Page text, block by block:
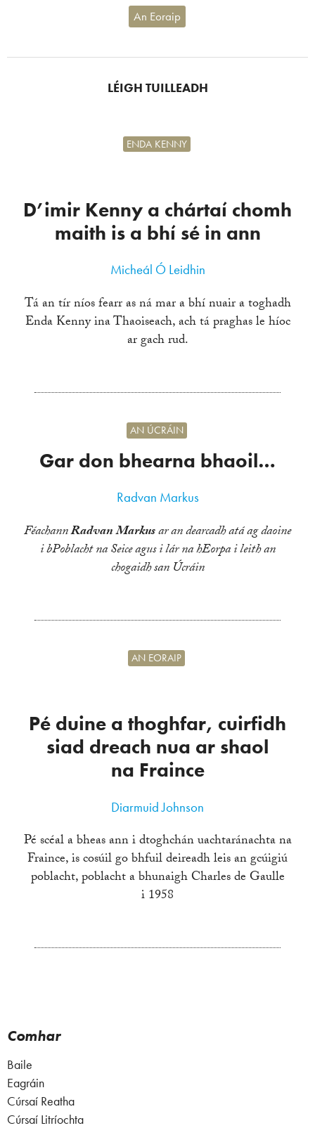
An Eoraip
LÉIGH TUILLEADH
D’imir Kenny a chártaí chomh
maith is a bhí sé in ann
ENDA KENNY
Micheál Ó Leidhin
Tá an tír níos fearr as ná mar a bhí nuair a toghadh
Enda Kenny ina Thaoiseach, ach tá praghas le híoc
ar gach rud.
Gar don bhearna bhaoil…
AN ÚCRÁIN
Radvan Markus
FéachannRadvan Markusar an dearcadh atá ag daoine
i bPoblacht na Seice agus i lár na hEorpa i leith an
chogaidh san Úcráin
Pé duine a thoghfar, cuirfidh
siad dreach nua ar shaol
na Fraince
AN EORAIP
Diarmuid Johnson
Pé scéal a bheas ann i dtoghchán uachtaránachta na
Fraince, is cosúil go bhfuil deireadh leis an gcúigiú
poblacht, poblacht a bhunaigh Charles de Gaulle
i 1958
Comhar
Baile
Eagráin
Cúrsaí Reatha
Cúrsaí Litríochta